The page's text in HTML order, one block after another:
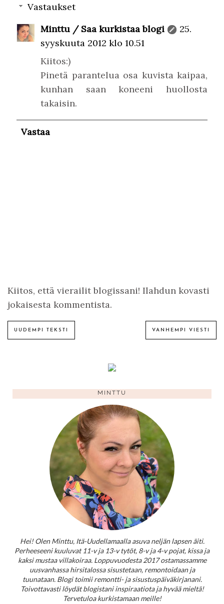
Vastaukset
Minttu / Saa kurkistaa blogi
25.
syyskuuta 2012 klo 10.51
Kiitos:)
Pinetä parantelua osa kuvista kaipaa,
kunhan saan koneeni huollosta
takaisin.
Vastaa
Kiitos, että vierailit blogissani! Ilahdun kovasti
jokaisesta kommentista.
UUDEMPI TEKSTI VANHEMPI VIESTI
MINTTU
Hei! Olen Minttu, Itä-Uudellamaalla asuva neljän lapsen äiti.
Perheeseeni kuuluvat 11-v ja 13-v tytöt, 8-v ja 4-v pojat, kissa ja
kaksi mustaa villakoiraa. Loppuvuodesta 2017 ostamassamme
uusvanhassa hirsitalossa sisustetaan, remontoidaan ja
tuunataan. Blogi toimii remontti- ja sisustuspäiväkirjanani.
Toivottavasti löydät blogistani inspiraatiota ja hyvää mieltä!
Tervetuloa kurkistamaan meille!